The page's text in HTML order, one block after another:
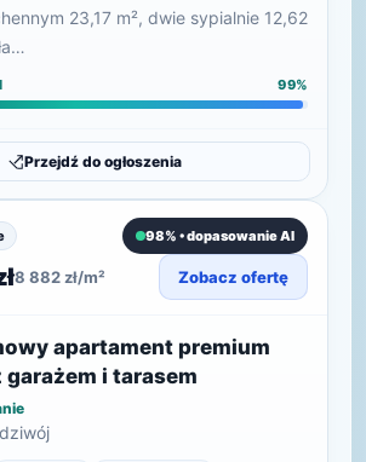
23,17 m², dwie sypialnie 12,62
99%
Przejdź do ogłoszenia
98% • dopasowanie AI
8 882 zł/m² Zobacz ofertę
apartament premium
garażem i tarasem